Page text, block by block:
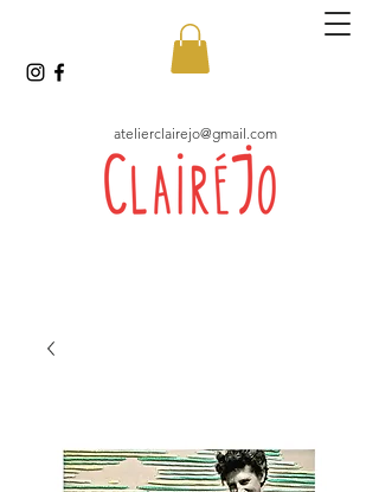
atelierclairejo@gmail.com